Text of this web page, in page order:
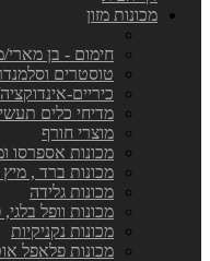
מכונות מזון
חימום - בן
טוסטרים
כיריים-
מדיחי כלים
מוצרי חורף
מכונות אספרסו
מכונות ברד ,
מכונות גלידה
מכונות וופל
מכונות נקניקיות
מכונות פלאפל